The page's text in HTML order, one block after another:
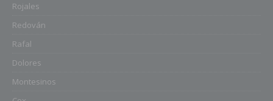
Rojales
Redován
Rafal
Dolores
Montesinos